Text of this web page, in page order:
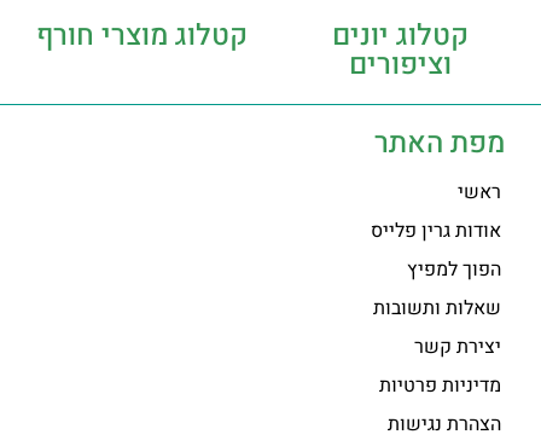
קטלוג יונים
וציפורים
קטלוג מוצרי חורף
מפת האתר
ראשי
אודות גרין פלייס
הפוך למפיץ
שאלות ותשובות
יצירת קשר
מדיניות פרטיות
הצהרת נגישות